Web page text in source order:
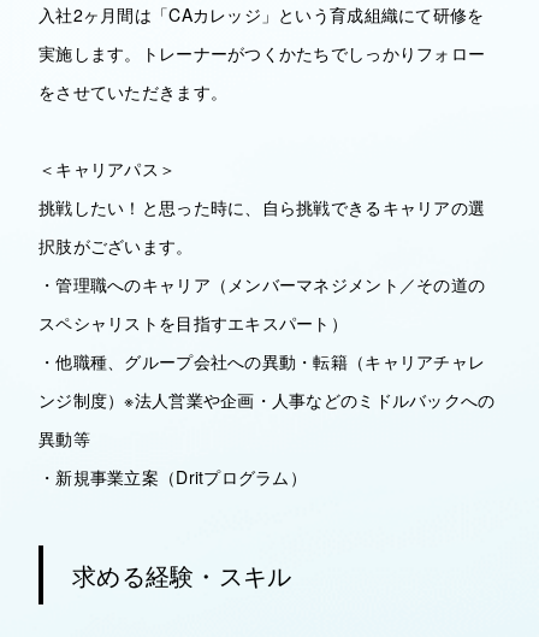
入社2ヶ月間は「CAカレッジ」という育成組織にて研修を
実施します。トレーナーがつくかたちでしっかりフォロー
をさせていただきます。
＜キャリアパス＞
挑戦したい！と思った時に、自ら挑戦できるキャリアの選
択肢がございます。
・管理職へのキャリア（メンバーマネジメント／その道の
スペシャリストを目指すエキスパート）
・他職種、グループ会社への異動・転籍（キャリアチャレ
ンジ制度）※法人営業や企画・人事などのミドルバックへの
異動等
・新規事業立案（Dritプログラム）
求める経験・スキル